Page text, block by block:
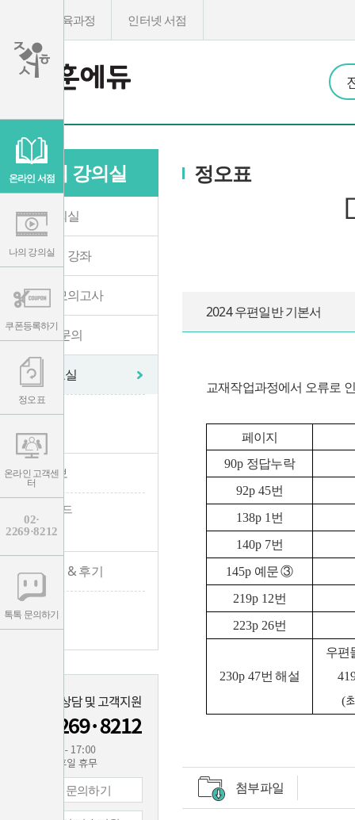
온라인 서점
나의 강의실
쿠폰등록하기
정오표
온라인 고객센
터
02·
2269·8212
톡톡 문의하기
온라인교육과정 인터넷 서점
인
나의 강의실
나의 강의실
수강중인 강좌
온라인 모의고사
1:1 학습문의
학습자료실
- 자료실
- 정오표
수험 정보
- 수험가이드
- 채용공고
합격수기 & 후기
- 합격수기
- 수강후기
1:1 문의하기
정오표
2024 우편일반 기본서
교재작업과정에서 오류로
페이지
90p 정답누락
92p 45번
138p 1 번
140p 7번
145p 예문③
219p 12번
223p 26번
230p 47번 해설
우편
(
첨부파일